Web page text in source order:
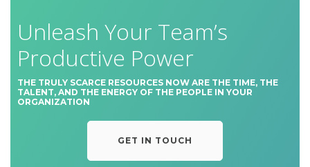
Unleash Your Team’s
Productive Power
THE TRULY SCARCE RESOURCES NOW ARE THE TIME, THE
TALENT, AND THE ENERGY OF THE PEOPLE IN YOUR
ORGANIZATION
GET IN TOUCH